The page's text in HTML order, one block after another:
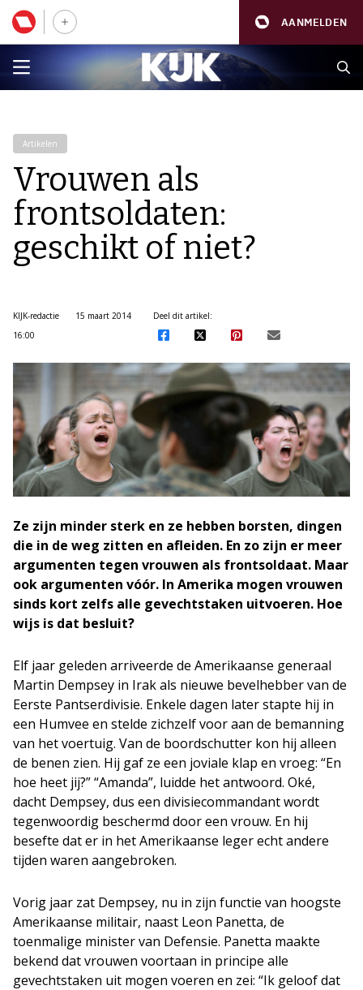
AANMELDEN
Artikelen
Vrouwen als
frontsoldaten:
geschikt of niet?
KIJK-redactie
15 maart 2014
16:00
Deel dit artikel:
Ze zijn minder sterk en ze hebben borsten, dingen
die in de weg zitten en afleiden. En zo zijn er meer
argumenten tegen vrouwen als frontsoldaat. Maar
ook argumenten vóór. In Amerika mogen vrouwen
sinds kort zelfs alle gevechtstaken uitvoeren. Hoe
wijs is dat besluit?
Elf jaar geleden arriveerde de Amerikaanse generaal
Martin Dempsey in Irak als nieuwe bevelhebber van de
Eerste Pantserdivisie. Enkele dagen later stapte hij in
een Humvee en stelde zichzelf voor aan de bemanning
van het voertuig. Van de boordschutter kon hij alleen
de benen zien. Hij gaf ze een joviale klap en vroeg: “En
hoe heet jij?” “Amanda”, luidde het antwoord. Oké,
dacht Dempsey, dus een divisiecommandant wordt
tegenwoordig beschermd door een vrouw. En hij
besefte dat er in het Amerikaanse leger echt andere
tijden waren aangebroken.
Vorig jaar zat Dempsey, nu in zijn functie van hoogste
Amerikaanse militair, naast Leon Panetta, de
toenmalige minister van Defensie. Panetta maakte
bekend dat vrouwen voortaan in principe alle
gevechtstaken uit mogen voeren en zei: “Ik geloof dat